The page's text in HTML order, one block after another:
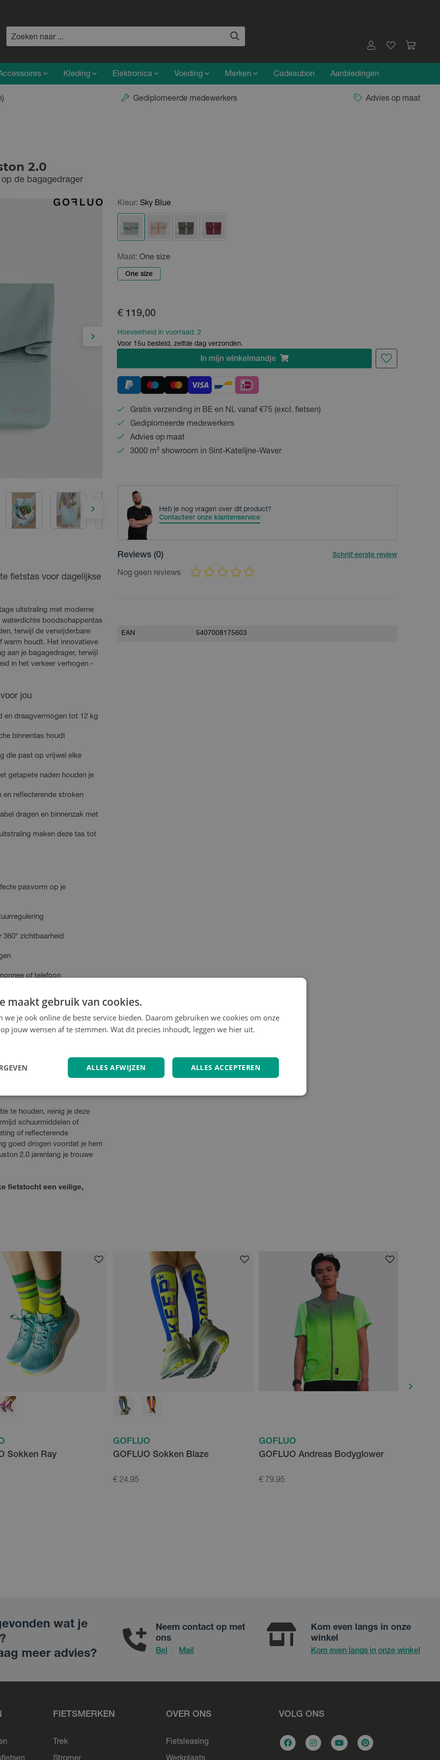
Kleding Elektronica Voeding Merken Cadeaubon Aanbiedingen
Gediplomeerde medewerkers Advies op maat
2.0
de bagagedrager
fietstas voor dagelijkse
uitstraling met moderne
boodschappentas
terwijl de verwijderbare
warm houdt. Het innovatieve
aan je bagagedrager, terwijl
in het verkeer verhogen -
jou
en draagvermogen tot 12 kg
binnentas houdt
die past op vrijwel elke
getapete naden houden je
en reflecterende stroken
dragen en binnenzak met
maken deze tas tot
pasvorm op je
zichtbaarheid
of telefoon
te houden, reinig je deze
schuurmiddelen of
of reflecterende
goed drogen voordat je hem
2.0 jarenlang je trouwe
fietstocht een veilige,
Kleur: Sky Blue
Maat: One size
One size
€ 119,00
Hoeveelheid in voorraad: 2
Voor 15u besteld, zelfde dag verzonden.
In mijnwinkelmandje
Gratis verzending in BE en NL vanaf €75 (excl. fietsen)
Gediplomeerde medewerkers
Advies op maat
3000 m² showroom in Sint-Katelijne-Waver
Heb je nog vragen over dit product?
Contacteer onze klantenservice
Reviews (0) Schrijf eerste review
Nog geen reviews
EAN 5407008175603
Sokken Ray
GOFLUO
GOFLUO Sokken Blaze
€ 24.95
GOFLUO
GOFLUO Andreas Bodyglower
€ 79.95
wat je
meer advies?
Neem contact op met
ons
Bel Mail
Kom even langs in onze
winkel
Kom even langs in onze winkel
FIETSMERKEN
Trek
OVER ONS
Fietsleasing
VOLG ONS
maakt gebruik van cookies.
we je ook online de beste service bieden. Daarom gebruiken we cookies om onze
jouw wensen af te stemmen. Wat dit precies inhoudt, leggen we hier uit.
ALLES ACCEPTEREN
ALLES AFWIJZEN